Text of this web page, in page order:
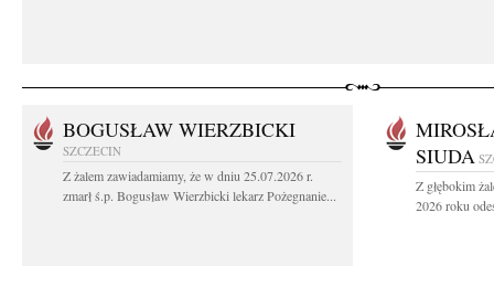
BOGUSŁAW WIERZBICKI
SZCZECIN
Z żalem zawiadamiamy, że w dniu 25.07.2026 r.
zmarł ś.p. Bogusław Wierzbicki lekarz Pożegnanie...
SIUDA
Z głębokim
2026 roku